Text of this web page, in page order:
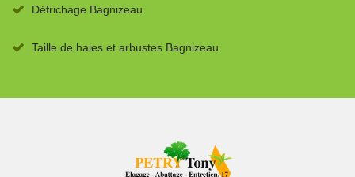
Défrichage Bagnizeau
Taille de haies et arbustes Bagnizeau